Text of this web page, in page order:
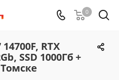
0
RTX
SSD 1000Гб +